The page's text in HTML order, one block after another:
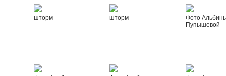
шторм шторм
Фото
Пупышевой